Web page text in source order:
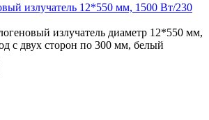
излучатель 12*550 мм, 1500 Вт/230
излучатель диаметр 12*550 мм,
с двух сторон по 300 мм, белый